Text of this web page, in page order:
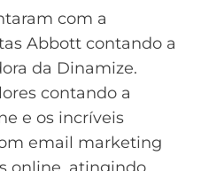
com a
Abbott contando a
da Dinamize.
contando a
e os incríveis
email marketing